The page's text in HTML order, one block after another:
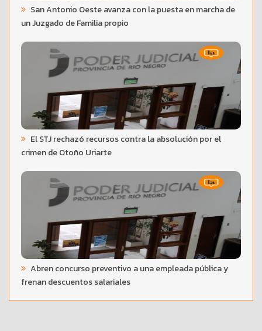
San Antonio Oeste avanza con la puesta en marcha de
un Juzgado de Familia propio
El STJ rechazó recursos contra la absolución por el
crimen de Otoño Uriarte
Abren concurso preventivo a una empleada pública y
frenan descuentos salariales